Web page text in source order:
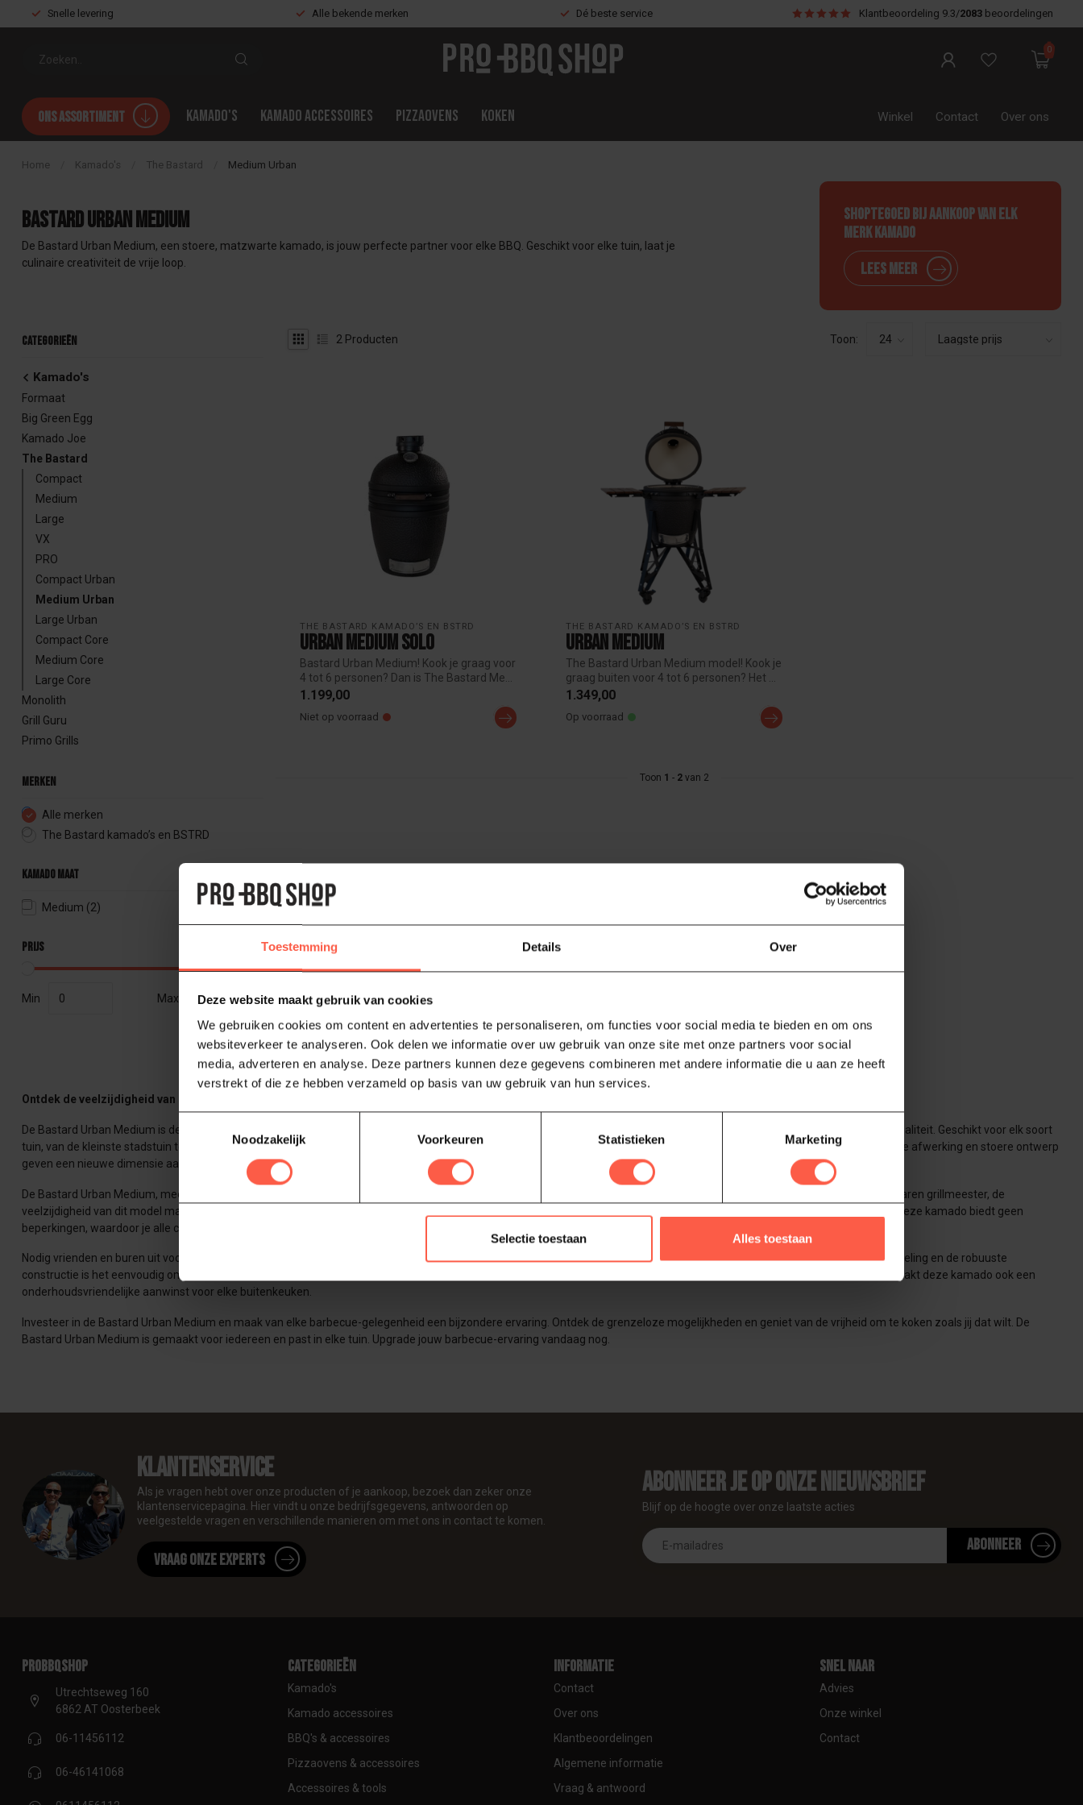
Toestemming Details Over
Deze website maakt gebruik van cookies
We gebruiken cookies om content en advertenties te personaliseren, om functies voor social media te bieden en om ons
websiteverkeer te analyseren. Ook delen we informatie over uw gebruik van onze site met onze partners voor social
media, adverteren en analyse. Deze partners kunnen deze gegevens combineren met andere informatie die u aan ze heeft
verstrekt of die ze hebben verzameld op basis van uw gebruik van hun services.
Noodzakelijk
Voorkeuren Statistieken Marketing
Selectie toestaan Alles toestaan
Snelle levering Alle bekende merken Dé beste service Klantbeoordeling 9.3/2083 beoordelingen
0
Ons assortiment Kamado's Kamado accessoires Pizzaovens Koken Winkel Contact Over ons
Home Kamado's The Bastard Medium Urban
Bastard Urban Medium
De Bastard Urban Medium, een stoere, matzwarte kamado, is jouw perfecte partner voor elke BBQ. Geschikt voor elke tuin, laat je
culinaire creativiteit de vrije loop.
Shoptegoed bij aankoop van elk
merk Kamado
Lees meer
Categorieën
Kamado's
Formaat
Big Green Egg
Kamado Joe
The Bastard
Compact
Medium
Large
VX
PRO
Compact Urban
Medium Urban
Large Urban
Compact Core
Medium Core
Large Core
Monolith
Grill Guru
Primo Grills
Merken
Alle merken
The Bastard kamado’s en BSTRD
Kamado maat
Medium (2)
Prijs
Min Max
2 Producten Toon:
THE BASTARD KAMADO’S EN BSTRD
Urban Medium Solo
Bastard Urban Medium! Kook je graag voor
4 tot 6 personen? Dan is The Bastard Me...
1.199,00
Niet op voorraad
THE BASTARD KAMADO’S EN BSTRD
Urban Medium
The Bastard Urban Medium model! Kook je
graag buiten voor 4 tot 6 personen? Het ...
1.349,00
Op voorraad
Toon 1 - 2 van 2
Ontdek de veelzijdigheid van de Bastard Urban Medium
De Bastard Urban Medium is de perfecte keuze voor iedere barbecue-enthousiast. Dit model, een juweel in onze collectie, belichaamt de ultieme balans tussen stijl en functionaliteit. Geschikt voor elk soort
tuin, van de kleinste stadstuin tot de meest uitgestrekte achtertuinen, de Bastard Urban Medium is een ware eyecatcher zonder te overheersend te zijn. Zijn unieke, matzwarte afwerking en stoere ontwerp
geven een nieuwe dimensie aan het begrip 'urban chic'.
De Bastard Urban Medium, meer dan alleen een kamado, is een culinair werkstation waarop je je kookkunsten naar een hoger niveau tilt. Of je nu een beginner bent of een ervaren grillmeester, de
veelzijdigheid van dit model maakt het mogelijk om te experimenteren met een breed scala aan gerechten - van roken en slowcooking tot bakken en grillen. Het formaat van deze kamado biedt geen
beperkingen, waardoor je alle creatieve kookideeën die je hebt, kunt verkennen.
Nodig vrienden en buren uit voor een onvergetelijke culinaire ervaring en laat zien wat de Bastard Urban Medium allemaal te bieden heeft. Dankzij de efficiënte luchtstroomregeling en de robuuste
constructie is het eenvoudig om de perfecte temperatuur te behouden voor elk gerecht. De matte, matzwarte afwerking zorgt niet alleen voor een stoere uitstraling, maar maakt deze kamado ook een
onderhoudsvriendelijke aanwinst voor elke buitenkeuken.
Investeer in de Bastard Urban Medium en maak van elke barbecue-gelegenheid een bijzondere ervaring. Ontdek de grenzeloze mogelijkheden en geniet van de vrijheid om te koken zoals jij dat wilt. De
Bastard Urban Medium is gemaakt voor iedereen en past in elke tuin. Upgrade jouw barbecue-ervaring vandaag nog.
Klantenservice
Als je vragen hebt over onze producten of je aankoop, bezoek dan zeker onze
klantenservicepagina. Hier vindt u onze bedrijfsgegevens, antwoorden op
veelgestelde vragen en verschillende manieren om met ons in contact te komen.
Vraag onze experts
Abonneer je op onze nieuwsbrief
Blijf op de hoogte over onze laatste acties
Abonneer
proBBQshop
Utrechtseweg 160
6862 AT Oosterbeek
06-11456112
06-46141068
Categorieën
Kamado's
Kamado accessoires
BBQ's & accessoires
Pizzaovens & accessoires
Accessoires & tools
Informatie
Contact
Over ons
Klantbeoordelingen
Algemene informatie
Vraag & antwoord
Snel naar
Advies
Onze winkel
Contact